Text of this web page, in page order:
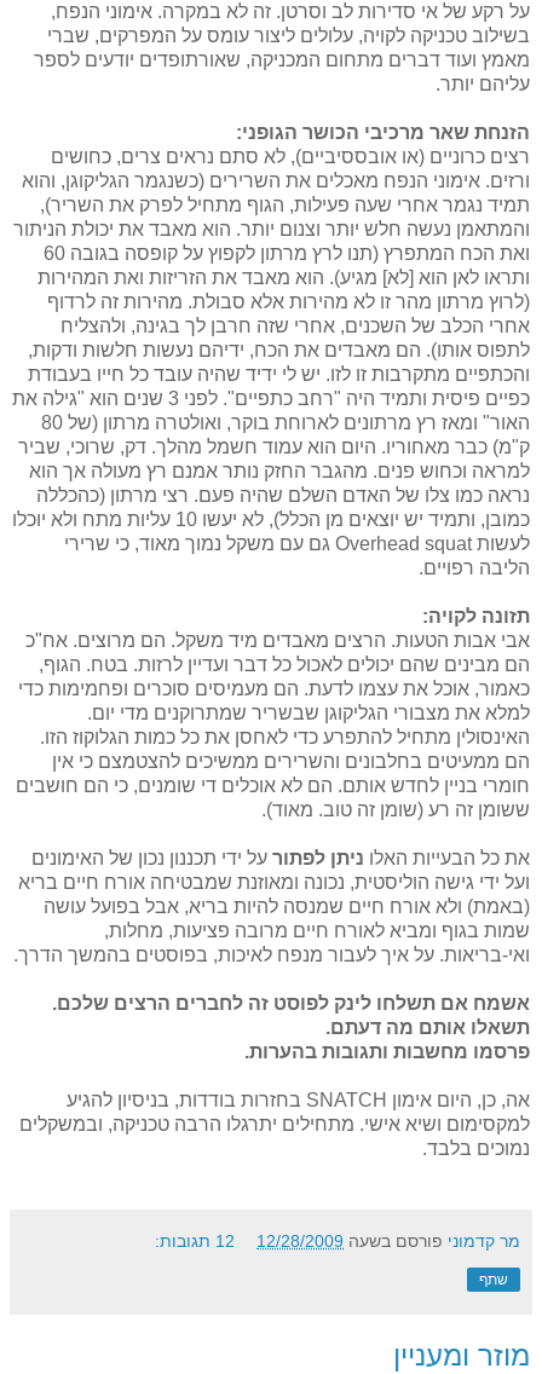
על רקע של אי סדירות לב וסרטן. זה לא במקרה. אימוני הנפח,
בשילוב טכניקה לקויה, עלולים ליצור עומס על המפרקים, שברי
מאמץ ועוד דברים מתחום המכניקה, שאורתופדים יודעים לספר
עליהם יותר.
הזנחת שאר מרכיבי הכושר הגופני:
רצים כרוניים (או אובססיביים), לא סתם נראים צרים, כחושים
ורזים. אימוני הנפח מאכלים את השרירים (כשנגמר הגליקוגן, והוא
תמיד נגמר אחרי שעה פעילות, הגוף מתחיל לפרק את השריר),
והמתאמן נעשה חלש יותר וצנום יותר. הוא מאבד את יכולת הניתור
ואת הכח המתפרץ (תנו לרץ מרתון לקפוץ על קופסה בגובה 60
ותראו לאן הוא [לא] מגיע). הוא מאבד את הזריזות ואת המהירות
(לרוץ מרתון מהר זו לא מהירות אלא סבולת. מהירות זה לרדוף
אחרי הכלב של השכנים, אחרי שזה חרבן לך בגינה, ולהצליח
לתפוס אותו). הם מאבדים את הכח, ידיהם נעשות חלשות ודקות,
והכתפיים מתקרבות זו לזו. יש לי ידיד שהיה עובד כל חייו בעבודת
כפיים פיסית ותמיד היה "רחב כתפיים". לפני 3 שנים הוא "גילה את
האור" ומאז רץ מרתונים לארוחת בוקר, ואולטרה מרתון (של 80
ק"מ) כבר מאחוריו. היום הוא עמוד חשמל מהלך. דק, שרוכי, שביר
למראה וכחוש פנים. מהגבר החזק נותר אמנם רץ מעולה אך הוא
נראה כמו צלו של האדם השלם שהיה פעם. רצי מרתון (כהכללה
כמובן, ותמיד יש יוצאים מן הכלל), לא יעשו 10 עליות מתח ולא יוכלו
לעשות Overhead squat גם עם משקל נמוך מאוד, כי שרירי
הליבה רפויים.
תזונה לקויה:
אבי אבות הטעות. הרצים מאבדים מיד משקל. הם מרוצים. אח"כ
הם מבינים שהם יכולים לאכול כל דבר ועדיין לרזות. בטח. הגוף,
כאמור, אוכל את עצמו לדעת. הם מעמיסים סוכרים ופחמימות כדי
למלא את מצבורי הגליקוגן שבשריר שמתרוקנים מדי יום.
האינסולין מתחיל להתפרע כדי לאחסן את כל כמות הגלוקוז הזו.
הם ממעיטים בחלבונים והשרירים ממשיכים להצטמצם כי אין
חומרי בניין לחדש אותם. הם לא אוכלים די שומנים, כי הם חושבים
ששומן זה רע (שומן זה טוב. מאוד).
את כל הבעייות האלו ניתן לפתור על ידי תכננון נכון של האימונים
ועל ידי גישה הוליסטית, נכונה ומאוזנת שמבטיחה אורח חיים בריא
(באמת) ולא אורח חיים שמנסה להיות בריא, אבל בפועל עושה
שמות בגוף ומביא לאורח חיים מרובה פציעות, מחלות,
ואי-בריאות. על איך לעבור מנפח לאיכות, בפוסטים בהמשך הדרך.
אשמח אם תשלחו לינק לפוסט זה לחברים הרצים שלכם.
תשאלו אותם מה דעתם.
פרסמו מחשבות ותגובות בהערות.
אה, כן, היום אימון SNATCH בחזרות בודדות, בניסיון להגיע
למקסימום ושיא אישי. מתחילים יתרגלו הרבה טכניקה, ובמשקלים
נמוכים בלבד.
מר קדמוני פורסם בשעה 12/28/2009 12 תגובות:
שתף
מוזר ומעניין